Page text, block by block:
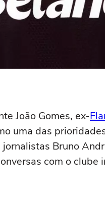
João Gomes, ex-
uma das
Bruno
com o